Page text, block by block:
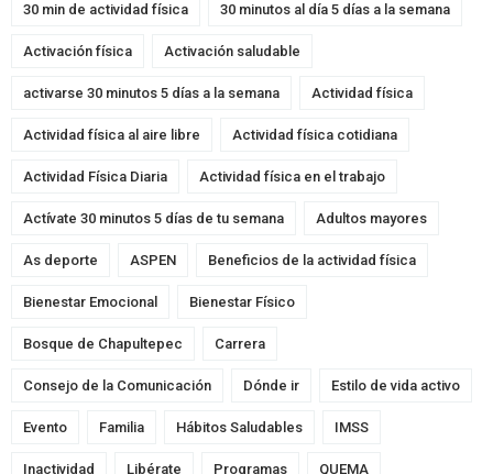
30 min de actividad física 30 minutos al día 5 días a la semana
Activación física Activación saludable
activarse 30 minutos 5 días a la semana Actividad física
Actividad física al aire libre Actividad física cotidiana
Actividad Física Diaria Actividad física en el trabajo
Actívate 30 minutos 5 días de tu semana Adultos mayores
As deporte ASPEN Beneficios de la actividad física
Bienestar Emocional Bienestar Físico
Bosque de Chapultepec Carrera
Consejo de la Comunicación Dónde ir Estilo de vida activo
Evento Familia Hábitos Saludables IMSS
Inactividad Libérate Programas QUEMA